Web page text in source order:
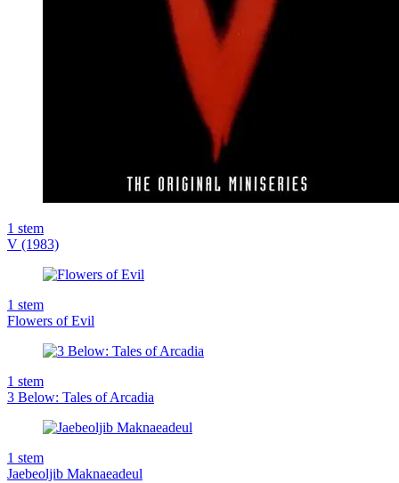
1 stem
V (1983)
1 stem
Flowers of Evil
1 stem
3 Below: Tales of Arcadia
1 stem
Jaebeoljib Maknaeadeul